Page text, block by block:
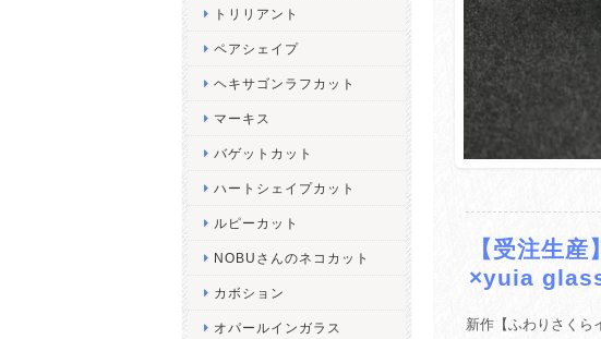
【受注生
×yuia
新作【ふわりさくら
トリリアント
ペアシェイプ
ヘキサゴンラフカット
マーキス
バゲットカット
ハートシェイプカット
ルピーカット
NOBUさんのネコカット
カボション
オパールインガラス